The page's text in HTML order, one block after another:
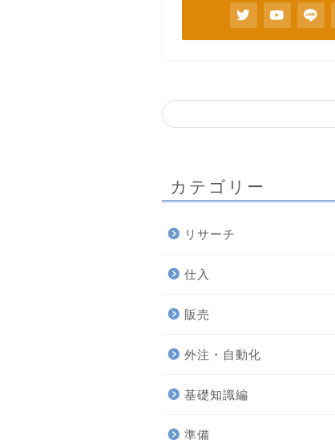
カテゴリー
リサーチ
仕入
販売
外注・自動化
基礎知識編
準備